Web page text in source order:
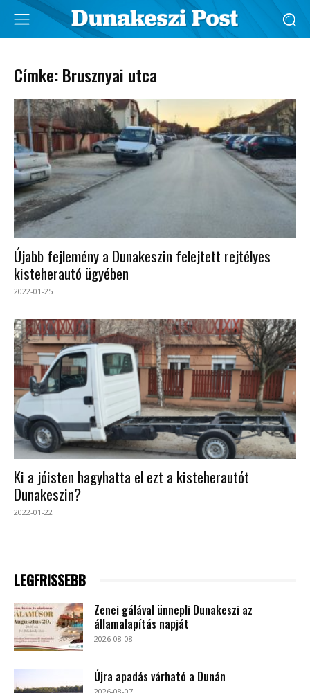
Címke: Brusznyai utca
Újabb fejlemény a Dunakeszin felejtett rejtélyes
kisteherautó ügyében
2022-01-25
Ki a jóisten hagyhatta el ezt a kisteherautót
Dunakeszin?
2022-01-22
LEGFRISSEBB
Zenei gálával ünnepli Dunakeszi az
államalapítás napját
2026-08-08
Újra apadás várható a Dunán